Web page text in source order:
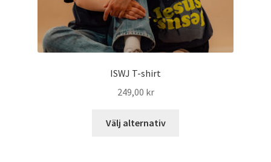
ISWJ T-shirt
249,00 kr
Välj alternativ